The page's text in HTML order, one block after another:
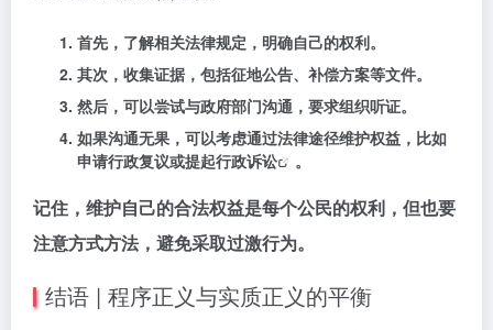
首先，了解相关法律规定，明确自己的权利。
其次，收集证据，包括征地公告、补偿方案等文件。
然后，可以尝试与政府部门沟通，要求组织听证。
如果沟通无果，可以考虑通过法律途径维护权益，比如
申请行政复议或提起行政诉讼 。
记住，维护自己的合法权益是每个公民的权利，但也要
注意方式方法，避免采取过激行为。
结语 | 程序正义与实质正义的平衡